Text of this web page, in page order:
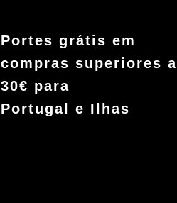
Portes grátis em
compras superiores a
30€ para
Portugal e Ilhas